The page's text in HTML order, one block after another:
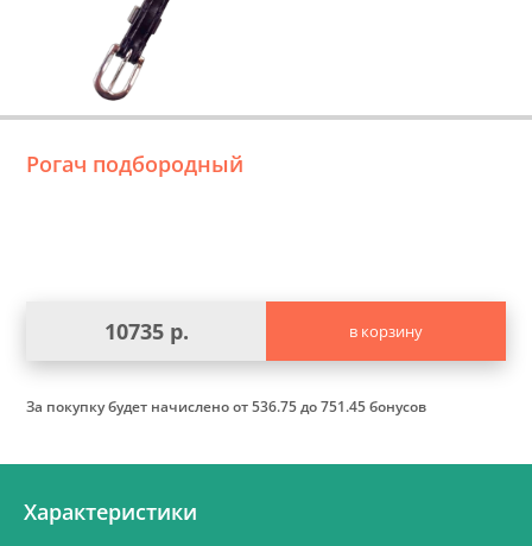
Рогач подбородный
10735 р. в корзину
За покупку будет начисленоот 536.75 до 751.45 бонусов
Характеристики